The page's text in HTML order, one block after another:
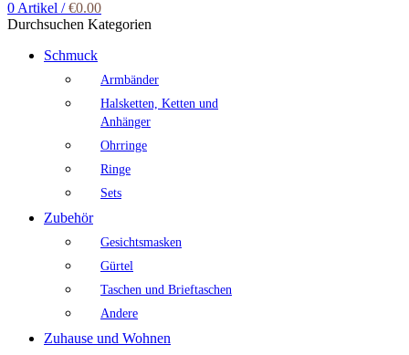
0 Artikel / €0.00
Durchsuchen Kategorien
Schmuck
Armbänder
Halsketten, Ketten und
Anhänger
Ohrringe
Ringe
Sets
Zubehör
Gesichtsmasken
Gürtel
Taschen und Brieftaschen
Andere
Zuhause und Wohnen